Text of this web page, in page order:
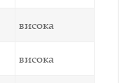
висока
висока